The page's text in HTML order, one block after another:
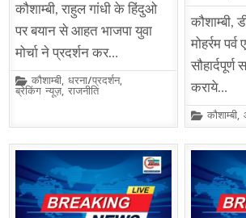
कौशाम्बी, राहुल गांधी के हिंदुओ
पर बयान से आहत भाजपा युवा
मोर्चा ने प्रदर्शन कर…
Posted
in
कौशाम्बी,धरना/प्रदर्शन,
ब्रेकिंग न्यूज़,राजनीति
कौशाम्बी,
मोहर्रम
कराये…
Posted
in
कौशाम्बी,